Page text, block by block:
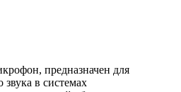
предназначен для
звука в системах